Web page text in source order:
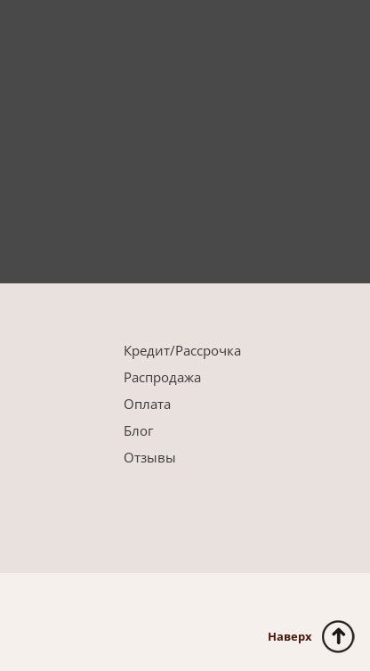
Кредит/Рассрочка
Распродажа
Оплата
Блог
Отзывы
Наверх